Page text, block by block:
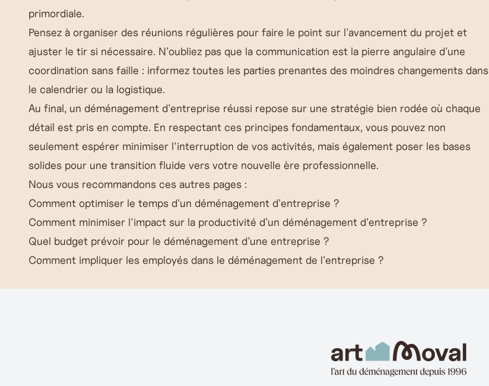
primordiale.
Pensez à organiser des réunions régulières pour faire le point sur l'avancement du projet et
ajuster le tir si nécessaire. N'oubliez pas que la communication est la pierre angulaire d'une
coordination sans faille : informez toutes les parties prenantes des moindres changements dans
le calendrier ou la logistique.
Au final, un déménagement d'entreprise réussi repose sur une stratégie bien rodée où chaque
détail est pris en compte. En respectant ces principes fondamentaux, vous pouvez non
seulement espérer minimiser l'interruption de vos activités, mais également poser les bases
solides pour une transition fluide vers votre nouvelle ère professionnelle.
Nous vous recommandons ces autres pages :
Comment optimiser le temps d'un déménagement d'entreprise ?
Comment minimiser l'impact sur la productivité d'un déménagement d'entreprise ?
Quel budget prévoir pour le déménagement d'une entreprise ?
Comment impliquer les employés dans le déménagement de l'entreprise ?